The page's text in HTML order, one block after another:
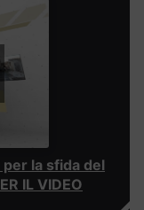
per la sfida del
IL VIDEO